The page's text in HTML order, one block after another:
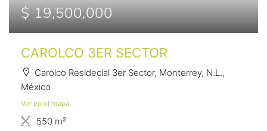
$ 19,500,000
CAROLCO 3ER SECTOR
Carolco Residecial 3er Sector, Monterrey, N.L.,
México
Ver en el mapa
550 m²